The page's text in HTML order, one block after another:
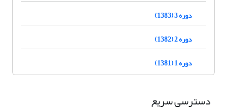
دوره 3 (1383)
دوره 2 (1382)
دوره 1 (1381)
دسترسی سریع